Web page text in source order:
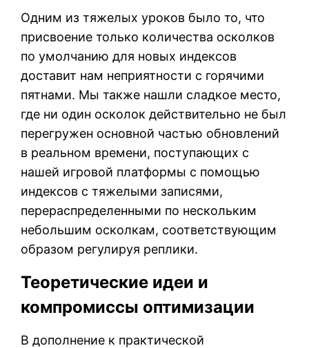
Одним из тяжелых уроков было то, что
присвоение только количества осколков
по умолчанию для новых индексов
доставит нам неприятности с горячими
пятнами. Мы также нашли сладкое место,
где ни один осколок действительно не был
перегружен основной частью обновлений
в реальном времени, поступающих с
нашей игровой платформы с помощью
индексов с тяжелыми записями,
перераспределенными по нескольким
небольшим осколкам, соответствующим
образом регулируя реплики.
Теоретические идеи и
компромиссы оптимизации
В дополнение к практической